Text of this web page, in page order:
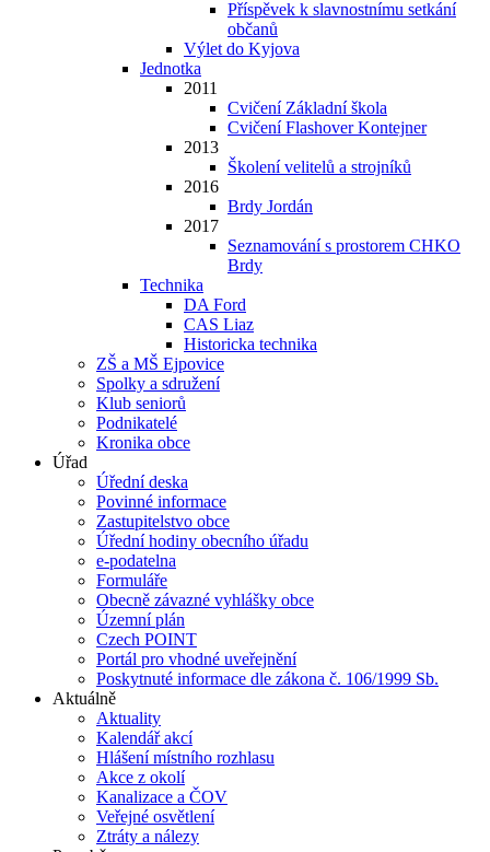
Příspěvek k slavnostnímu setkání
občanů
Výlet do Kyjova
Jednotka
2011
Cvičení Základní škola
Cvičení Flashover Kontejner
2013
Školení velitelů a strojníků
2016
Brdy Jordán
2017
Seznamování s prostorem CHKO
Brdy
Technika
DA Ford
CAS Liaz
Historicka technika
ZŠ a MŠ Ejpovice
Spolky a sdružení
Klub seniorů
Podnikatelé
Kronika obce
Úřad
Úřední deska
Povinné informace
Zastupitelstvo obce
Úřední hodiny obecního úřadu
e-podatelna
Formuláře
Obecně závazné vyhlášky obce
Územní plán
Czech POINT
Portál pro vhodné uveřejnění
Poskytnuté informace dle zákona č. 106/1999 Sb.
Aktuálně
Aktuality
Kalendář akcí
Hlášení místního rozhlasu
Akce z okolí
Kanalizace a ČOV
Veřejné osvětlení
Ztráty a nálezy